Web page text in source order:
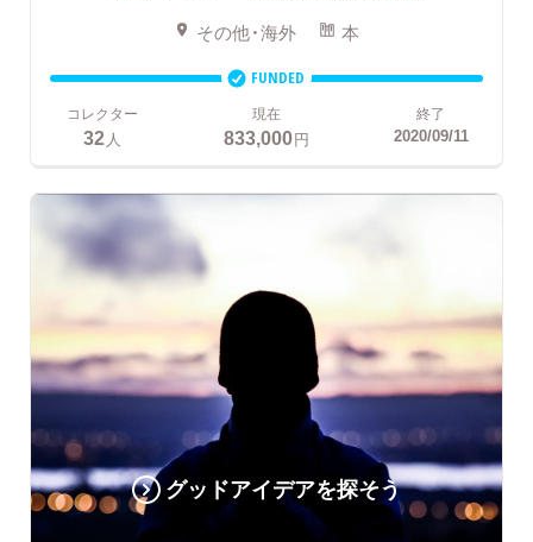
その他・海外 本
FUNDED
コレクター
32 人
現在
833,000円
終了
2020/09/11
グッドアイデアを探そう